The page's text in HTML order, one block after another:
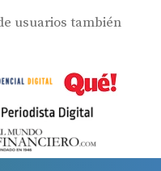
usuarios también